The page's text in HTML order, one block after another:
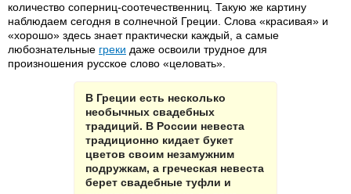
количество соперниц-соотечественниц. Такую же картину
наблюдаем сегодня в солнечной Греции. Слова «красивая» и
«хорошо» здесь знает практически каждый, а самые
любознательные греки даже освоили трудное для
произношения русское слово «целовать».
В Греции есть несколько
необычных свадебных
традиций. В России невеста
традиционно кидает букет
цветов своим незамужним
подружкам, а греческая невеста
берет свадебные туфли и